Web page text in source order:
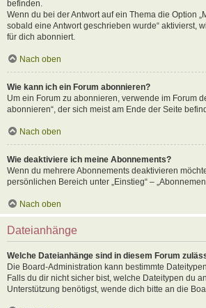
befinden.
Wenn du bei der Antwort auf ein Thema die Option
sobald eine Antwort geschrieben wurde“ aktivierst,
für dich abonniert.
Nach oben
Wie kann ich ein Forum abonnieren?
Um ein Forum zu abonnieren, verwende im Forum
abonnieren“, der sich meist am Ende der Seite
Nach oben
Wie deaktiviere ich meine Abonnements?
Wenn du mehrere Abonnements deaktivieren
persönlichen Bereich unter „Einstieg“ –
Nach oben
Dateianhänge
Welche Dateianhänge sind in diesem Forum
Die Board-Administration kann bestimmte
Falls du dir nicht sicher bist, welche Dateitypen du
Unterstützung benötigst, wende dich bitte an die